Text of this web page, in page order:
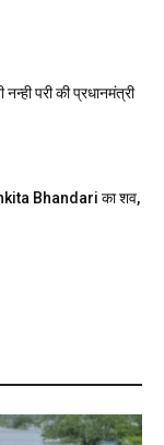
परी की प्रधानमंत्री
Bhandari का शव,